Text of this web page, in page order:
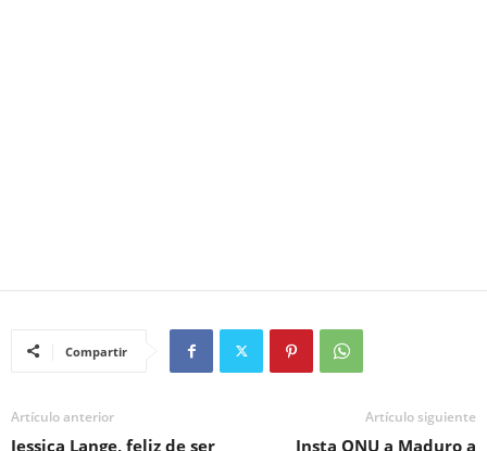
Compartir
Artículo anterior
Jessica Lange, feliz de ser
Artículo siguiente
Insta ONU a Maduro a